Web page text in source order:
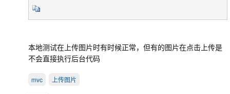
本地测试在上传图片时有时候正常，但有的图片在点击上传是
不会直接执行后台代码
mvc 上传图片